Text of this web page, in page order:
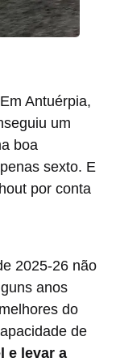
Antuérpia,
um
boa
sexto. E
por conta
2025-26 não
anos
do
de
e levar a